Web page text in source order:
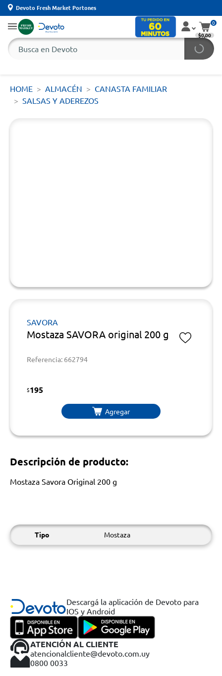
Devoto Fresh Market Portones
0
$0,00
HOME ALMACÉN
CANASTA FAMILIAR
SALSAS Y ADEREZOS
SAVORA
Mostaza SAVORA original 200 g
Referencia: 662794
$195
Agregar
Descripción de producto:
Mostaza Savora Original 200 g
Tipo Mostaza
Descargá la aplicación de Devoto para
IOS y Android
ATENCIÓN AL CLIENTE
atencionalcliente@devoto.com.uy
0800 0033